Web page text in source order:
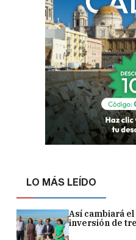
LO MÁS LEÍDO
Así cambiará
inversión de